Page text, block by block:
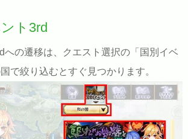
ト3rd
への遷移は、クエスト選択の「国別イベ
で絞り込むとすぐ見つかります。